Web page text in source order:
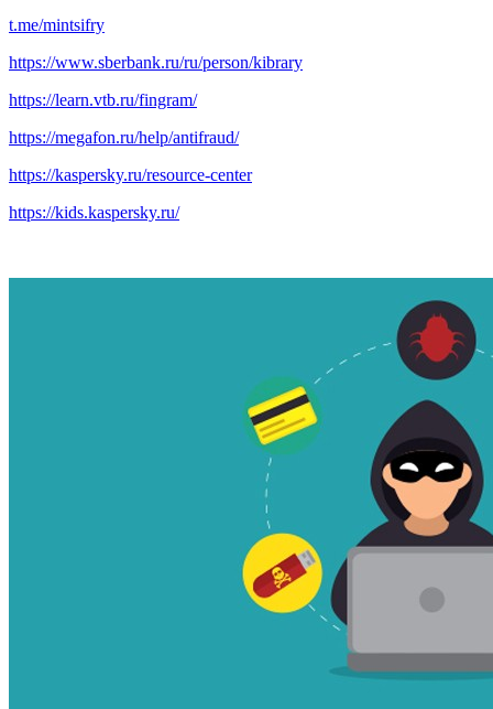
t.me/mintsifry
https://www.sberbank.ru/ru/person/kibrary
https://learn.vtb.ru/fingram/
https://megafon.ru/help/antifraud/
https://kaspersky.ru/resource-center
https://kids.kaspersky.ru/